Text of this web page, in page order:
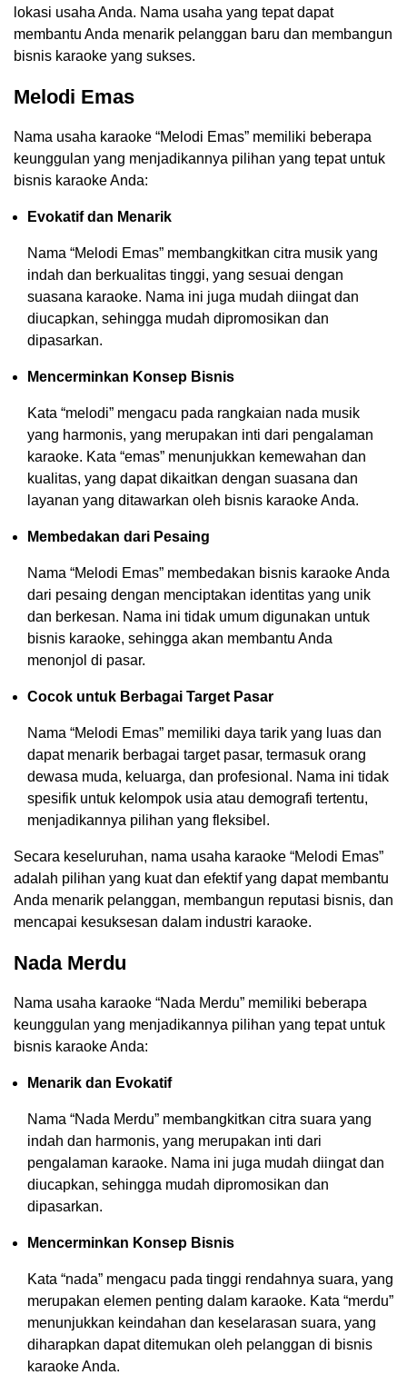
lokasi usaha Anda. Nama usaha yang tepat dapat
membantu Anda menarik pelanggan baru dan membangun
bisnis karaoke yang sukses.
Melodi Emas
Nama usaha karaoke “Melodi Emas” memiliki beberapa
keunggulan yang menjadikannya pilihan yang tepat untuk
bisnis karaoke Anda:
Evokatif dan Menarik
Nama “Melodi Emas” membangkitkan citra musik yang
indah dan berkualitas tinggi, yang sesuai dengan
suasana karaoke. Nama ini juga mudah diingat dan
diucapkan, sehingga mudah dipromosikan dan
dipasarkan.
Mencerminkan Konsep Bisnis
Kata “melodi” mengacu pada rangkaian nada musik
yang harmonis, yang merupakan inti dari pengalaman
karaoke. Kata “emas” menunjukkan kemewahan dan
kualitas, yang dapat dikaitkan dengan suasana dan
layanan yang ditawarkan oleh bisnis karaoke Anda.
Membedakan dari Pesaing
Nama “Melodi Emas” membedakan bisnis karaoke Anda
dari pesaing dengan menciptakan identitas yang unik
dan berkesan. Nama ini tidak umum digunakan untuk
bisnis karaoke, sehingga akan membantu Anda
menonjol di pasar.
Cocok untuk Berbagai Target Pasar
Nama “Melodi Emas” memiliki daya tarik yang luas dan
dapat menarik berbagai target pasar, termasuk orang
dewasa muda, keluarga, dan profesional. Nama ini tidak
spesifik untuk kelompok usia atau demografi tertentu,
menjadikannya pilihan yang fleksibel.
Secara keseluruhan, nama usaha karaoke “Melodi Emas”
adalah pilihan yang kuat dan efektif yang dapat membantu
Anda menarik pelanggan, membangun reputasi bisnis, dan
mencapai kesuksesan dalam industri karaoke.
Nada Merdu
Nama usaha karaoke “Nada Merdu” memiliki beberapa
keunggulan yang menjadikannya pilihan yang tepat untuk
bisnis karaoke Anda:
Menarik dan Evokatif
Nama “Nada Merdu” membangkitkan citra suara yang
indah dan harmonis, yang merupakan inti dari
pengalaman karaoke. Nama ini juga mudah diingat dan
diucapkan, sehingga mudah dipromosikan dan
dipasarkan.
Mencerminkan Konsep Bisnis
Kata “nada” mengacu pada tinggi rendahnya suara, yang
merupakan elemen penting dalam karaoke. Kata “merdu”
menunjukkan keindahan dan keselarasan suara, yang
diharapkan dapat ditemukan oleh pelanggan di bisnis
karaoke Anda.